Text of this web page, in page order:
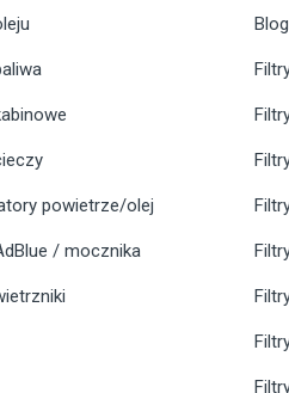
powietrze/olej
/ mocznika
Blog